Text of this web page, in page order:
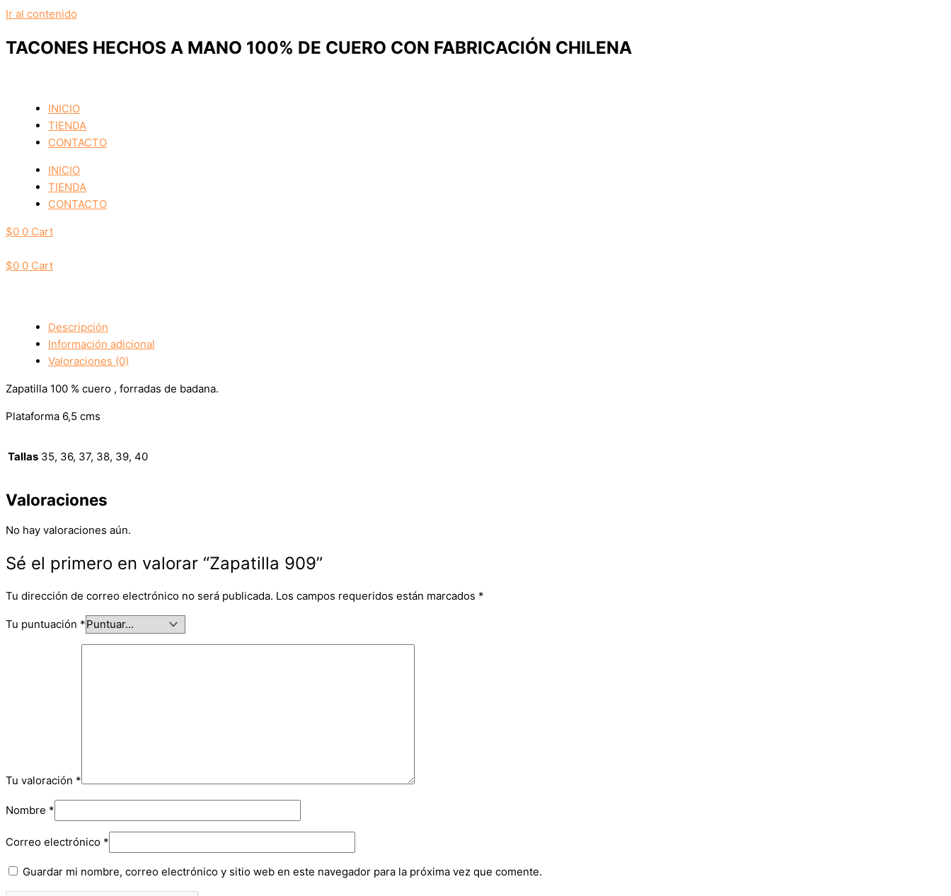
Ir al contenido
TACONES HECHOS A MANO 100% DE CUERO CON FABRICACIÓN CHILENA
INICIO
TIENDA
CONTACTO
INICIO
TIENDA
CONTACTO
$0 0 Cart
$0 0 Cart
Descripción
Información adicional
Valoraciones (0)
Zapatilla 100 % cuero , forradas de badana.
Plataforma 6,5 cms
Tallas 35, 36, 37, 38, 39, 40
Valoraciones
No hay valoraciones aún.
Sé el primero en valorar “Zapatilla 909”
Tu dirección de correo electrónico no será publicada. Los campos requeridos están marcados *
Tu puntuación *
Tu valoración *
Nombre *
Correo electrónico *
Guardar mi nombre, correo electrónico y sitio web en este navegador para la próxima vez que comente.